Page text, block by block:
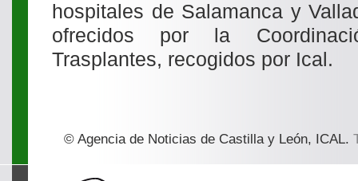
hospitales de Salamanca y
ofrecidos por la
Trasplantes, recogidos por Ical.
© Agencia de Noticias de Castilla y León, ICAL.